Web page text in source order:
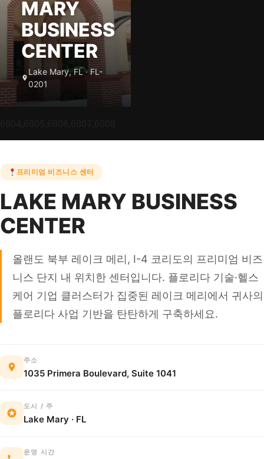
MARY
BUSINESS
CENTER
Lake Mary, FL · FL-
0201
프리미엄 비즈니스 센터
LAKE MARY BUSINESS
CENTER
올랜도 북부 레이크 메리, I-4 코리도의 프리미엄 비즈
니스 단지 내 위치한 센터입니다. 플로리다 기술·헬스
케어 기업 클러스터가 집중된 레이크 메리에서 귀사의
플로리다 사업 기반을 탄탄하게 구축하세요.
주소
1035 Primera Boulevard, Suite 1041
도시 / 주
Lake Mary · FL
운영 시간